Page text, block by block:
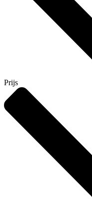
Prijs